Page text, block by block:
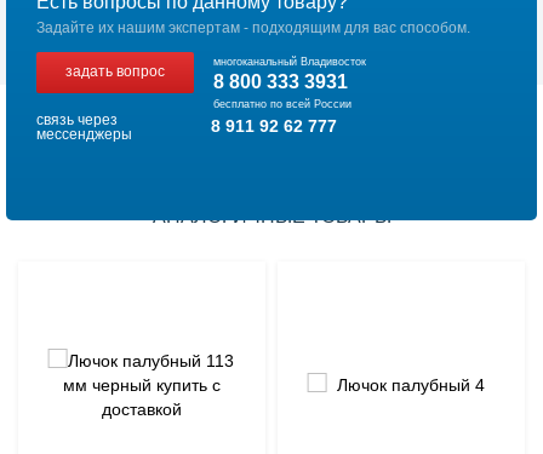
Задайте их нашим экспертам - подходящим для вас способом.
задать вопрос
многоканальный Владивосток
8 800 333 3931
бесплатно по всей России
связь через
мессенджеры
8 911 92 62 777
АНАЛОГИЧНЫЕ ТОВАРЫ